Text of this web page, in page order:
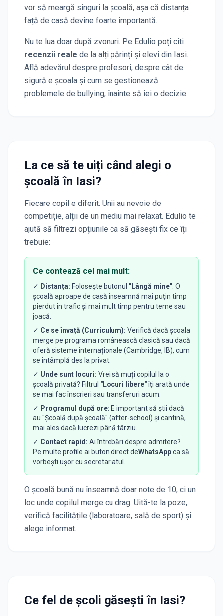
vor să meargă singuri la școală, așa că distanța
față de casă devine foarte importantă.
Nu te lua doar după zvonuri. Pe Edulio poți citi
recenzii reale de la alți părinți și elevi din Iasi.
Află adevărul despre profesori, despre cât de
sigură e școala și cum se gestionează
problemele de bullying, înainte să iei o decizie.
La ce să te uiți când alegi o
școalăîn Iasi?
Fiecare copil e diferit. Unii au nevoie de
competiție, alții de un mediu mai relaxat. Edulio te
ajută să filtrezi opțiunile ca să găsești fix ce îți
trebuie:
Ce contează cel mai mult:
✓ Distanța: Folosește butonul "Lângă mine" . O
școală aproape de casă înseamnă mai puțin timp
pierdut în trafic și mai mult timp pentru teme sau
joacă.
✓ Ce se învață (Curriculum): Verifică dacă școala
merge pe programa românească clasică sau dacă
oferă sisteme internaționale (Cambridge, IB), cum
se întâmplă des la privat.
✓ Unde sunt locuri: Vrei să muți copilul la o
școală privată? Filtrul "Locuri libere"îți arată unde
se mai fac înscrieri sau transferuri acum.
✓ Programul după ore: E important să știi dacă
au "Școală după școală" (after-school) și cantină,
mai ales dacă lucrezi până târziu.
✓ Contact rapid: Ai întrebări despre admitere?
Pe multe profile ai buton direct deWhatsAppca să
vorbești ușor cu secretariatul.
O școală bună nu înseamnă doar note de 10, ci un
loc unde copilul merge cu drag. Uită-te la poze,
verifică facilitățile (laboratoare, sală de sport) și
alege informat.
Ce fel de școli găsești în Iasi?